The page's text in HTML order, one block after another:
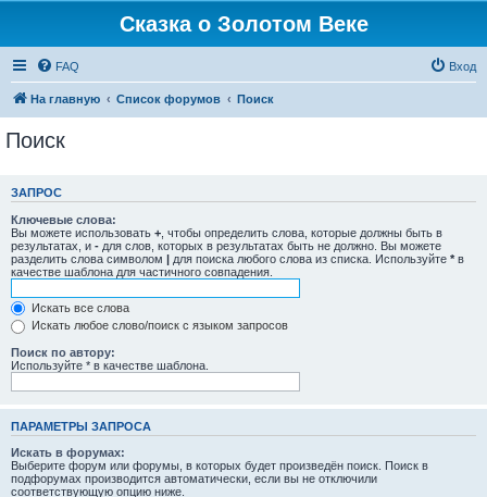
Сказка о Золотом Веке
FAQ Вход
На главную Список форумов Поиск
Поиск
ЗАПРОС
Ключевые слова:
Вы можете использовать + , чтобы определить слова, которые должны быть в
результатах, и - для слов, которых в результатах быть не должно. Вы можете
разделить слова символом | для поиска любого слова из списка. Используйте * в
качестве шаблона для частичного совпадения.
Искать все слова
Искать любое слово/поиск с языком запросов
Поиск по автору:
Используйте * в качестве шаблона.
ПАРАМЕТРЫ ЗАПРОСА
Искать в форумах:
Выберите форум или форумы, в которых будет произведён поиск. Поиск в
подфорумах производится автоматически, если вы не отключили
соответствующую опцию ниже.